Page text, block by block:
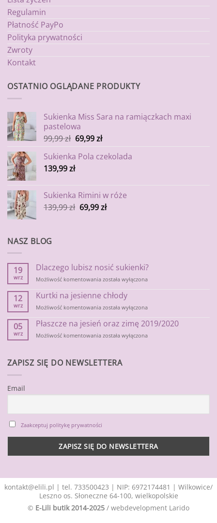
Regulamin
Płatność PayPo
Polityka prywatności
Zwroty
Kontakt
OSTATNIO OGLĄDANE PRODUKTY
Sukienka Miss Sara na ramiączkach maxi
pastelowa
99,99zł 69,99zł
Sukienka Pola czekolada
139,99zł
Sukienka Rimini w róże
139,99zł 69,99zł
NASZ BLOG
19
wrz
Dlaczego lubisz nosić sukienki?
Możliwość komentowania Dlaczego
nosić
została wyłączona
12
wrz
Kurtki na jesienne chłody
Możliwość komentowania Kurtki
jesienne
została wyłączona
05
wrz
Płaszcze na jesień oraz zimę 2019/2020
Możliwość komentowania Płaszcze
oraz
zimę
została wyłączona
ZAPISZ SIĘ DO NEWSLETTERA
Email
Zaakceptuj politykę prywatności
kontakt@elili.pl | tel. 733500423 | NIP: 6972174481 | Wilkowice/
Leszno os. Słoneczne 64-100, wielkopolskie
© E-Lili butik 2014-2025 / webdevelopment Larido